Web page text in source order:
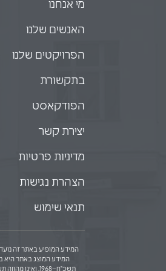
מי אנחנו
האנשים שלנו
הפרויקטים שלנו
בתקשורת
הפודקאסט
יצירת קשר
מדיניות פרטיות
הצהרת נגישות
תנאי שימוש
המידע המופיע באתר זה
המידע המוצג באתר היא
תשכ"ח–1968,